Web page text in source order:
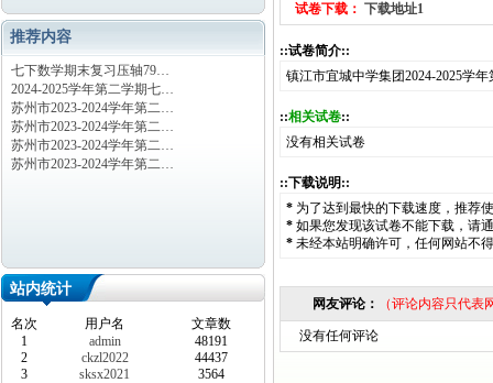
推荐内容
七下数学期末复习压轴79…
2024-2025学年第二学期七…
苏州市2023-2024学年第二…
苏州市2023-2024学年第二…
苏州市2023-2024学年第二…
苏州市2023-2024学年第二…
站内统计
名次 用户名
文章数
1
admin
48191
2
ckzl2022
44437
3
sksx2021
3564
试卷下载： 下载地址1
::试卷简介::
镇江市宜城中学集团2024-2025学
::相关试卷::
没有相关试卷
::下载说明::
* 为了达到最快的下载速度，推荐
* 如果您发现该试卷不能下载，请
* 未经本站明确许可，任何网站不
网友评论： （评论内容只代
没有任何评论